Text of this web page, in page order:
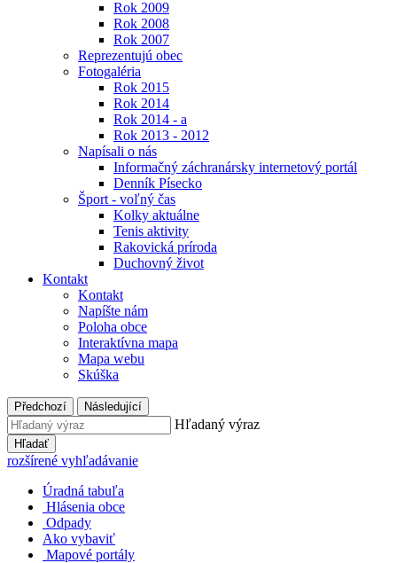
Rok 2009
Rok 2008
Rok 2007
Reprezentujú obec
Fotogaléria
Rok 2015
Rok 2014
Rok 2014 - a
Rok 2013 - 2012
Napísali o nás
Informačný záchranársky internetový portál
Denník Písecko
Šport - voľný čas
Kolky aktuálne
Tenis aktivity
Rakovická príroda
Duchovný život
Kontakt
Kontakt
Napíšte nám
Poloha obce
Interaktívna mapa
Mapa webu
Skúška
Předchozí Následující
Hľadaný výraz
Hľadať
rozšírené vyhľadávanie
Úradná tabuľa
Hlásenia obce
Odpady
Ako vybaviť
Mapové portály